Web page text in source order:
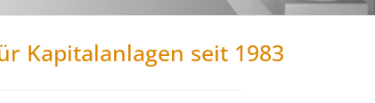
Kapitalanlagen seit 1983